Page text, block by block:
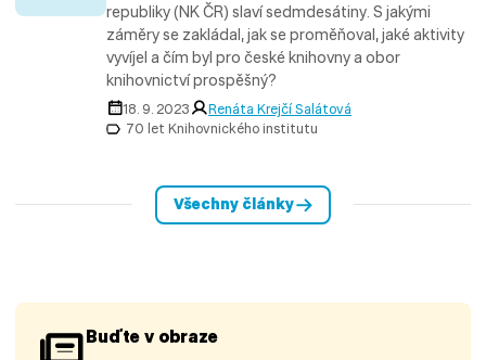
republiky (NK ČR) slaví sedmdesátiny. S jakými
záměry se zakládal, jak se proměňoval, jaké aktivity
vyvíjel a čím byl pro české knihovny a obor
knihovnictví prospěšný?
18. 9. 2023
Renáta Krejčí Salátová
70 let Knihovnického institutu
Všechny články
Buďte v obraze